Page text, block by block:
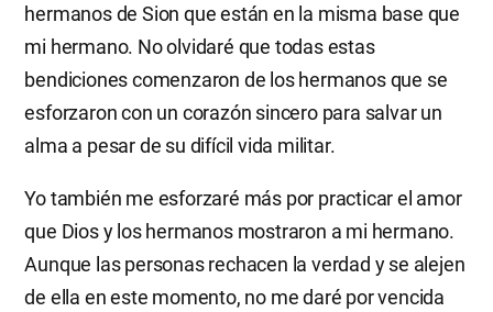
hermanos de Sion que están en la misma base que
mi hermano. No olvidaré que todas estas
bendiciones comenzaron de los hermanos que se
esforzaron con un corazón sincero para salvar un
alma a pesar de su difícil vida militar.
Yo también me esforzaré más por practicar el amor
que Dios y los hermanos mostraron a mi hermano.
Aunque las personas rechacen la verdad y se alejen
de ella en este momento, no me daré por vencida